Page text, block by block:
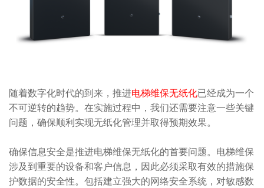
随着数字化时代的到来，推进电梯维保无纸化已经成为一个
不可逆转的趋势。在实施过程中，我们还需要注意一些关键
问题，确保顺利实现无纸化管理并取得预期效果。
确保信息安全是推进电梯维保无纸化的首要问题。电梯维保
涉及到重要的设备和客户信息，因此必须采取有效的措施保
护数据的安全性。包括建立强大的网络安全系统，对敏感数